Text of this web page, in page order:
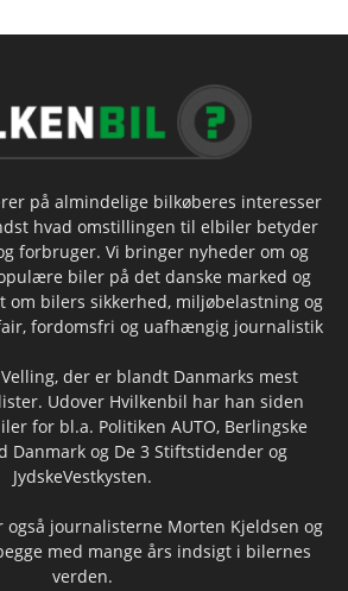
på almindelige bilkøberes interesser
hvad omstillingen til elbiler betyder
forbruger. Vi bringer nyheder om og
biler på det danske marked og
om bilers sikkerhed, miljøbelastning og
fordomsfri og uafhængig journalistik
der er blandt Danmarks mest
Udover Hvilkenbil har han siden
for bl.a. Politiken AUTO, Berlingske
Danmark og De 3 Stiftstidender og
JydskeVestkysten.
også journalisterne Morten Kjeldsen og
med mange års indsigt i bilernes
verden.